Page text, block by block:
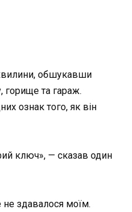
обшукавши
горище та гараж.
ознак того, як він
ключ», — сказав один
здавалося моїм.